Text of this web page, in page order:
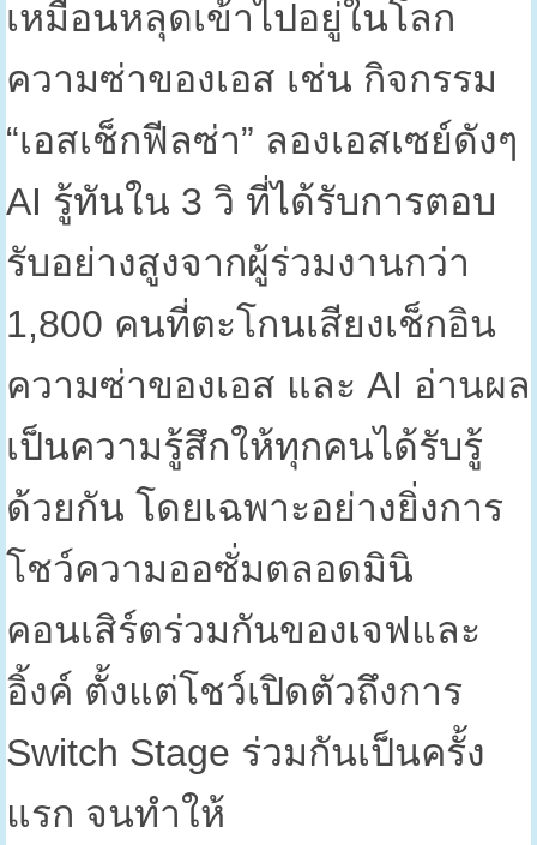
เหมือนหลุดเข้าไปอยู่ในโลก
ความซ่าของเอส เช่น กิจกรรม
“เอสเช็กฟีลซ่า” ลองเอสเซย์ดังๆ
AI รู้ทันใน 3 วิ ที่ได้รับการตอบ
รับอย่างสูงจากผู้ร่วมงานกว่า
1,800 คนที่ตะโกนเสียงเช็กอิน
ความซ่าของเอส และ AI อ่านผล
เป็นความรู้สึกให้ทุกคนได้รับรู้
ด้วยกัน โดยเฉพาะอย่างยิ่งการ
โชว์ความออซั่มตลอดมินิ
คอนเสิร์ตร่วมกันของเจฟและ
อิ้งค์ ตั้งแต่โชว์เปิดตัวถึงการ
Switch Stage ร่วมกันเป็นครั้ง
แรก จนทำให้